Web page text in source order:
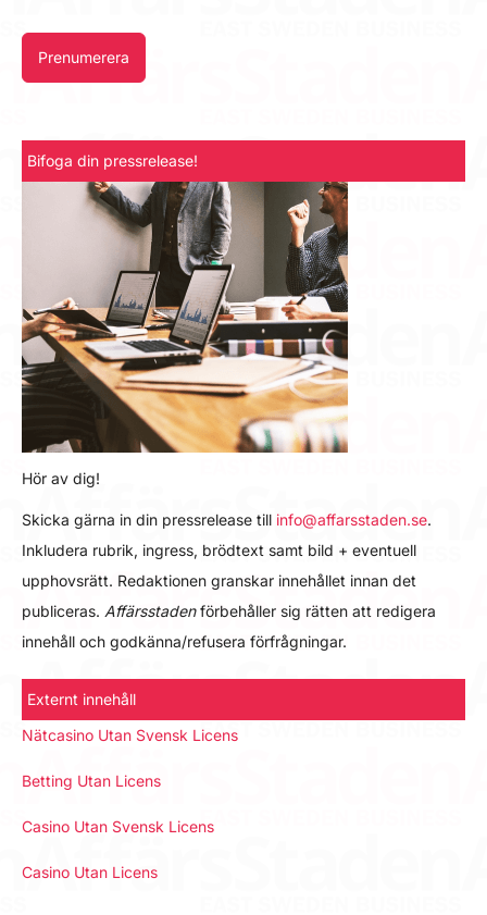
Prenumerera
Bifoga din pressrelease!
Hör av dig!
Skicka gärna in din pressrelease till info@affarsstaden.se.
Inkludera rubrik, ingress, brödtext samt bild + eventuell
upphovsrätt. Redaktionen granskar innehållet innan det
publiceras. Affärsstadenförbehåller sig rätten att redigera
innehåll och godkänna/refusera förfrågningar.
Externt innehåll
Nätcasino Utan Svensk Licens
Betting Utan Licens
Casino Utan Svensk Licens
Casino Utan Licens